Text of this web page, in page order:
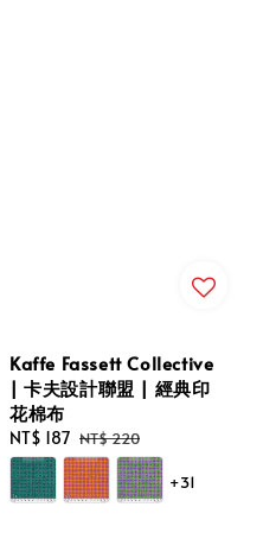
Kaffe Fassett Collective
| 卡夫設計聯盟 | 經典印
花棉布
Sale
price
NT$ 187 Regular
price
NT$ 220
+31